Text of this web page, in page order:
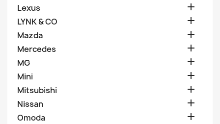
Lexus 
LYNK & CO 
Mazda 
Mercedes 
MG 
Mini 
Mitsubishi 
Nissan 
Omoda 